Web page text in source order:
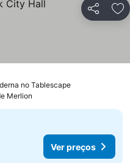
Partilhar
no TablescapeVer preços
Merlion
Ver preços